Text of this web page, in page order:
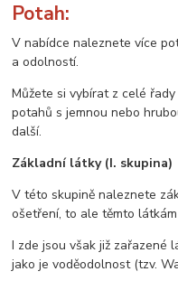
Potah:
V nabídce naleznete více
a odolností.
Můžete si vybírat z celé
potahů s jemnou nebo
další.
Základní látky (I. skupina)
V této skupině naleznete
ošetření, to ale těmto
I zde jsou však již zařazené
jako je voděodolnost (tzv.